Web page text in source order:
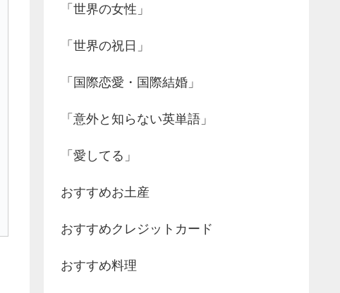
「世界の女性」
「世界の祝日」
「国際恋愛・国際結婚」
「意外と知らない英単語」
「愛してる」
おすすめお土産
おすすめクレジットカード
おすすめ料理